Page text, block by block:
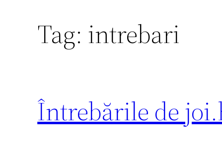
Tag: intrebari
Întrebările de